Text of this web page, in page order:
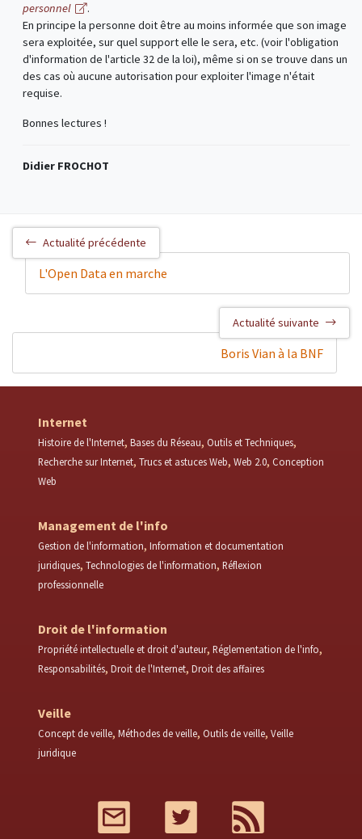
personnel
.
En principe la personne doit être au moins informée que son image
sera exploitée, sur quel support elle le sera, etc. (voir l'obligation
d'information de l'article 32 de la loi), même si on se trouve dans un
des cas où aucune autorisation pour exploiter l'image n'était
requise.
Bonnes lectures !
Didier FROCHOT
Actualité précédente
L'Open Data en marche
Actualité suivante
Boris Vian à la BNF
Internet
Histoire de l'Internet Bases du Réseau Outils et Techniques
Recherche sur Internet Trucs et astuces Web Web 2.0 Conception
Web
Management de l'info
Gestion de l'information Information et documentation
juridiques Technologies de l'information Réflexion
professionnelle
Droit de l'information
Propriété intellectuelle et droit d'auteur Réglementation de l'info
Responsabilités Droit de l'Internet Droit des affaires
Veille
Concept de veille Méthodes de veille Outils de veille Veille
juridique
Twitter